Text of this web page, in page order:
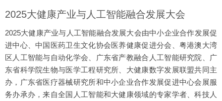
2025大健康产业与人工智能融合发展大会
2025大健康产业与人工智能融合发展大会由中小企业合作发展促
进中心、中国医药卫生文化协会医养健康促进分会、粤港澳大湾
区人工智能与自动化学会、广东省产教融合人工智能研究院、广
东省科学院生物与医学工程研究所、大健康数字发展联盟共同主
办，广东省医疗器械研究所和中小企业合作发展促进中心会展服
务办承办，来自全国人工智能和大健康领域的专家学者、科技人